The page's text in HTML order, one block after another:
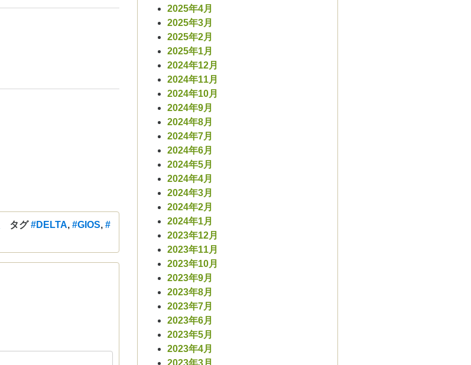
タグ#DELTA, #GIOS, #
2025年4月
2025年3月
2025年2月
2025年1月
2024年12月
2024年11月
2024年10月
2024年9月
2024年8月
2024年7月
2024年6月
2024年5月
2024年4月
2024年3月
2024年2月
2024年1月
2023年12月
2023年11月
2023年10月
2023年9月
2023年8月
2023年7月
2023年6月
2023年5月
2023年4月
2023年3月